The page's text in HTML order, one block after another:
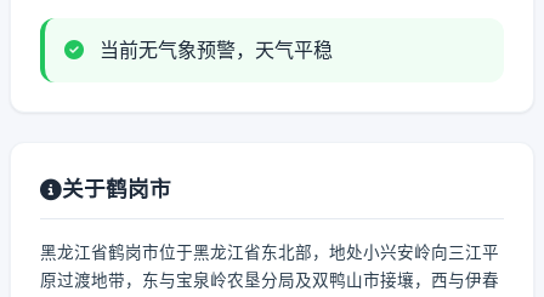
当前无气象预警，天气平稳
关于鹤岗市
黑龙江省鹤岗市位于黑龙江省东北部，地处小兴安岭向三江平
原过渡地带，东与宝泉岭农垦分局及双鸭山市接壤，西与伊春